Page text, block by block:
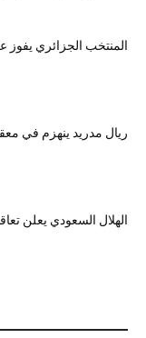
المنتخب الجزائري يفوز
ريال مدريد ينهزم في
الهلال السعودي يعلن